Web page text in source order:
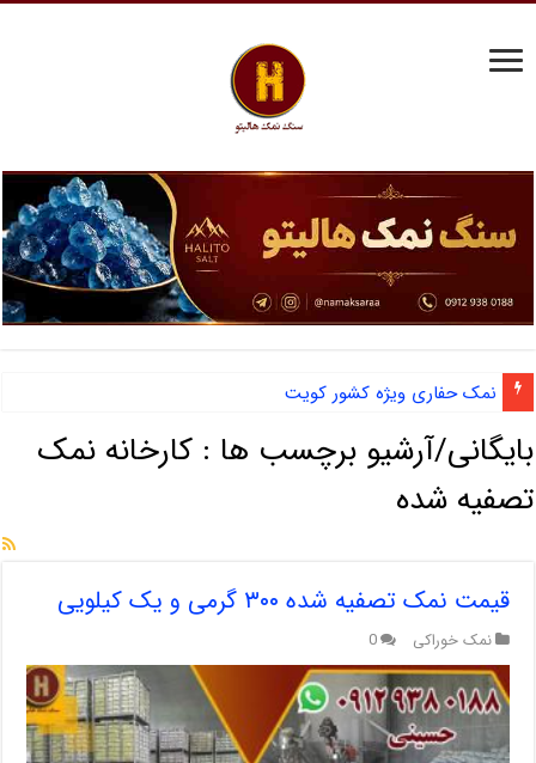
نمک حفاری ویژه کشور کویت
بایگانی/آرشیو برچسب ها : کارخانه نمک
تصفیه شده
قیمت نمک تصفیه شده ۳۰۰ گرمی و یک کیلویی
نمک خوراکی 0